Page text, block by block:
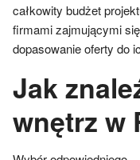
całkowity budżet
firmami zajmującymi
dopasowanie oferty do
Jak
wnętrz w